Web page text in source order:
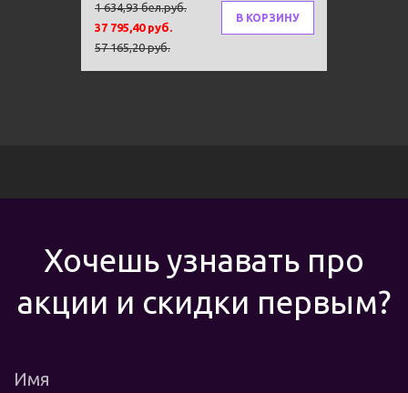
1 634,93 бел.руб.
37 795,40 руб.
57 165,20 руб.
В КОРЗИНУ
Хочешь узнавать про
акции и скидки первым?